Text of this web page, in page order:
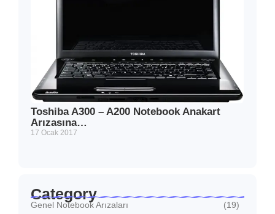
Toshiba A300 – A200 Notebook Anakart
Arızasına…
17 Ocak 2017
Category
Genel Notebook Arızaları (19)